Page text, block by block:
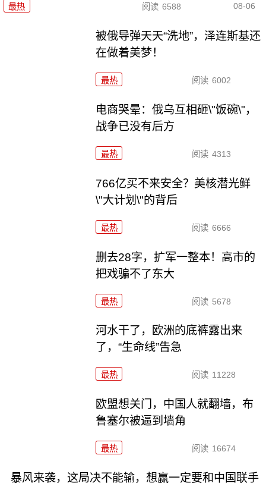
最热 阅读 6588 08-06
被俄导弹天天“洗地”，泽连斯基还
在做着美梦！
最热 阅读 6002
电商哭晕：俄乌互相砸\"饭碗\"，
战争已没有后方
最热 阅读 4313
766亿买不来安全？美核潜光鲜
\"大计划\"的背后
最热 阅读 6666
删去28字，扩军一整本！高市的
把戏骗不了东大
最热 阅读 5678
河水干了，欧洲的底裤露出来
了，“生命线”告急
最热 阅读 11228
欧盟想关门，中国人就翻墙，布
鲁塞尔被逼到墙角
最热 阅读 16674
暴风来袭，这局决不能输，想赢一定要和中国联手